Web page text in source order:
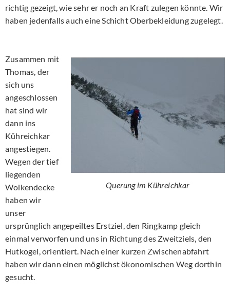
richtig gezeigt, wie sehr er noch an Kraft zulegen könnte. Wir
haben jedenfalls auch eine Schicht Oberbekleidung zugelegt.
Querung im Kühreichkar
Zusammen mit
Thomas, der
sich uns
angeschlossen
hat sind wir
dann ins
Kühreichkar
angestiegen.
Wegen der tief
liegenden
Wolkendecke
haben wir
unser
ursprünglich angepeiltes Erstziel, den Ringkamp gleich
einmal verworfen und uns in Richtung des Zweitziels, den
Hutkogel, orientiert. Nach einer kurzen Zwischenabfahrt
haben wir dann einen möglichst ökonomischen Weg dorthin
gesucht.